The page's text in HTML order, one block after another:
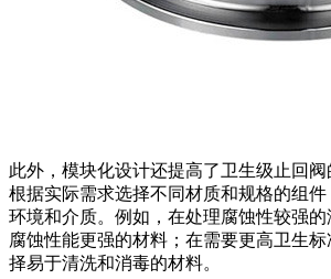
此外，模块化设计还提高了卫生级止回
根据实际需求选择不同材质和规格的组
环境和介质。例如，在处理腐蚀性较强
腐蚀性能更强的材料；在需要更高卫生
择易于清洗和消毒的材料。